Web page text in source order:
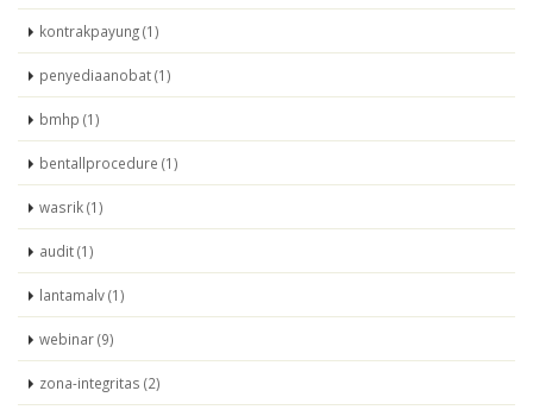
kontrakpayung (1)
penyediaanobat (1)
bmhp (1)
bentallprocedure (1)
wasrik (1)
audit (1)
lantamalv (1)
webinar (9)
zona-integritas (2)